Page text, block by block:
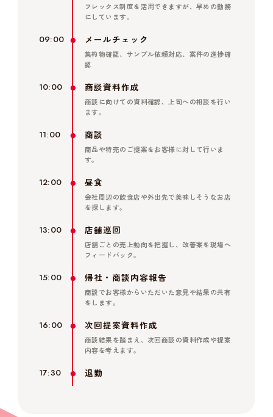
フレックス制度を活用できますが、早めの勤務
にしています。
09:00 メールチェック
集約物確認、サンプル依頼対応、案件の進捗確
認
10:00 商談資料作成
商談に向けての資料確認、上司への相談を行い
ます。
11:00 商談
商品や特売のご提案をお客様に対して行いま
す。
12:00 昼食
会社周辺の飲食店や外出先で美味しそうなお店
を探します。
13:00 店舗巡回
店舗ごとの売上動向を把握し、改善案を現場へ
フィードバック。
15:00 帰社・商談内容報告
商談でお客様からいただいた意見や結果の共有
をします。
16:00 次回提案資料作成
商談結果を踏まえ、次回商談の資料作成や提案
内容を考えます。
17:30 退勤